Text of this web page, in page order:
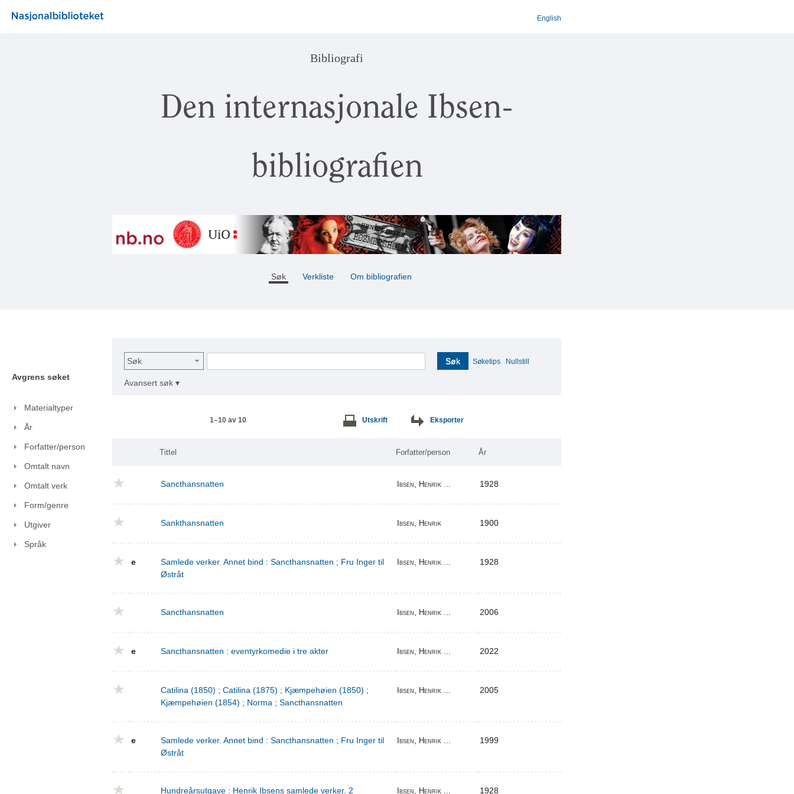
English
Bibliografi
Den internasjonale Ibsen-
bibliografien
Søk Verkliste Om bibliografien
Avgrens søket
Materialtyper
År
Forfatter/person
Omtalt navn
Omtalt verk
Form/genre
Utgiver
Språk
Søk Søk Søketips Nullstill
Avansert søk ▾
1–10 av 10 Utskrift Eksporter
Tittel Forfatter/person År
Sancthansnatten Ibsen, Henrik ... 1928
Sankthansnatten Ibsen, Henrik 1900
e
Samlede verker. Annet bind : Sancthansnatten ; Fru Inger til
Østråt
Ibsen, Henrik ... 1928
Sancthansnatten Ibsen, Henrik ... 2006
e Sancthansnatten : eventyrkomedie i tre akter Ibsen, Henrik ... 2022
Catilina (1850) ; Catilina (1875) ; Kjæmpehøien (1850) ;
Kjæmpehøien (1854) ; Norma ; Sancthansnatten
Ibsen, Henrik ... 2005
e
Samlede verker. Annet bind : Sancthansnatten ; Fru Inger til
Østråt
Ibsen, Henrik ... 1999
Hundreårsutgave : Henrik Ibsens samlede verker. 2 Ibsen, Henrik ... 1928